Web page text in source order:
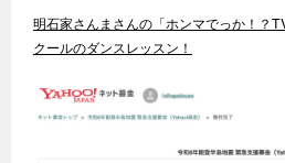
明石家さんまさんの「ホンマでっか！？
クールのダンスレッスン！